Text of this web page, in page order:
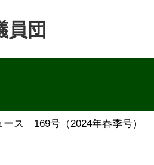
員団
ース 169号（2024年春季号）